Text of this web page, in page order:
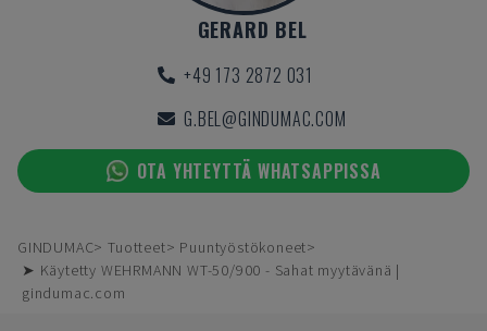
GERARD BEL
+49 173 2872 031
G.BEL@GINDUMAC.COM
OTA YHTEYTTÄ WHATSAPPISSA
GINDUMAC Tuotteet
Puuntyöstökoneet
➤ Käytetty WEHRMANN WT-50/900 - Sahat myytävänä |
gindumac.com